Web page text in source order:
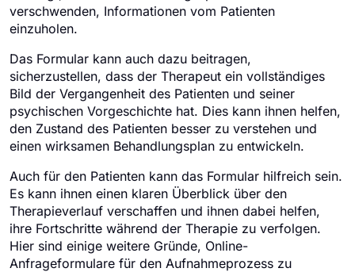
verschwenden, Informationen vom Patienten
einzuholen.
Das Formular kann auch dazu beitragen,
sicherzustellen, dass der Therapeut ein vollständiges
Bild der Vergangenheit des Patienten und seiner
psychischen Vorgeschichte hat. Dies kann ihnen helfen,
den Zustand des Patienten besser zu verstehen und
einen wirksamen Behandlungsplan zu entwickeln.
Auch für den Patienten kann das Formular hilfreich sein.
Es kann ihnen einen klaren Überblick über den
Therapieverlauf verschaffen und ihnen dabei helfen,
ihre Fortschritte während der Therapie zu verfolgen.
Hier sind einige weitere Gründe, Online-
Anfrageformulare für den Aufnahmeprozess zu